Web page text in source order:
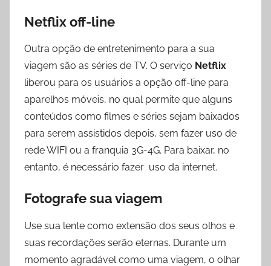
Netflix off-line
Outra opção de entretenimento para a sua
viagem são as séries de TV. O serviço Netflix
liberou para os usuários a opção off-line para
aparelhos móveis, no qual permite que alguns
conteúdos como filmes e séries sejam baixados
para serem assistidos depois, sem fazer uso de
rede WIFI ou a franquia 3G-4G. Para baixar, no
entanto, é necessário fazer uso da internet.
Fotografe sua viagem
Use sua lente como extensão dos seus olhos e
suas recordações serão eternas. Durante um
momento agradável como uma viagem, o olhar